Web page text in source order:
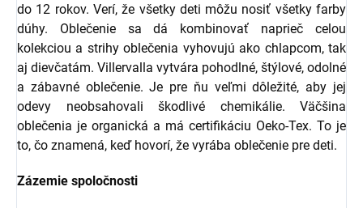
do 12 rokov. Verí, že všetky deti môžu nosiť všetky farby
dúhy. Oblečenie sa dá kombinovať naprieč celou
kolekciou a strihy oblečenia vyhovujú ako chlapcom, tak
aj dievčatám. Villervalla vytvára pohodlné, štýlové, odolné
a zábavné oblečenie. Je pre ňu veľmi dôležité, aby jej
odevy neobsahovali škodlivé chemikálie. Väčšina
oblečenia je organická a má certifikáciu Oeko-Tex. To je
to, čo znamená, keď hovorí, že vyrába oblečenie pre deti.
Zázemie spoločnosti